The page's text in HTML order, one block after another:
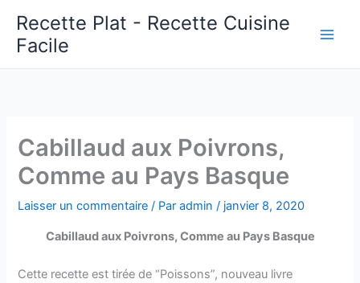
contenu
Recette Plat - Recette Cuisine
Facile
Cabillaud aux Poivrons,
Comme au Pays Basque
Laisser un commentaire / Paradmin/ janvier 8, 2020
Cabillaud aux Poivrons, Comme au Pays Basque
Cette recette est tirée de “Poissons”, nouveau livre